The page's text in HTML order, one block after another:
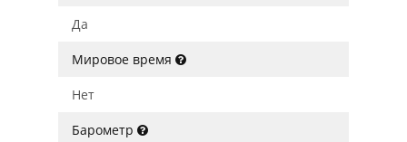
Да
Мировое время
Нет
Барометр